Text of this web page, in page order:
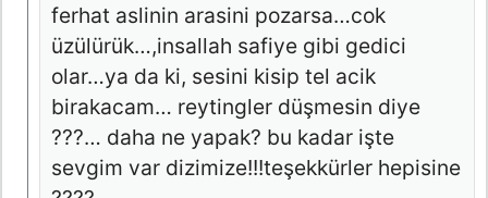
ferhat aslinin arasini pozarsa…cok
üzülürük…,insallah safiye gibi gedici
olar…ya da ki, sesini kisip tel acik
birakacam… reytingler düşmesin diye
???… daha ne yapak? bu kadar işte
sevgim var dizimize!!!teşekkürler hepisine